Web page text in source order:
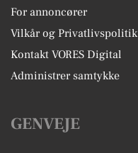
For annoncører
Vilkår og Privatlivspolitik
Kontakt VORES Digital
Administrer samtykke
GENVEJE